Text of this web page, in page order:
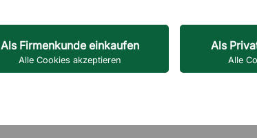
Als Firmenkunde einkaufen
Alle Cookies akzeptieren
Als
Alle